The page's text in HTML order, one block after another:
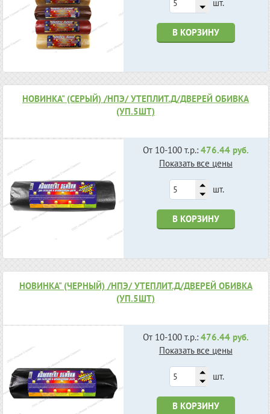
шт.
В КОРЗИНУ
НОВИНКА" (СЕРЫЙ) /НПЭ/ УТЕПЛИТ.Д/ДВЕРЕЙ ОБИВКА
(УП.5ШТ)
От 10-100 т.р.: 476.44 руб.
Показать все цены
шт.
В КОРЗИНУ
НОВИНКА" (ЧЕРНЫЙ) /НПЭ/ УТЕПЛИТ.Д/ДВЕРЕЙ ОБИВКА
(УП.5ШТ)
От 10-100 т.р.: 476.44 руб.
Показать все цены
шт.
В КОРЗИНУ